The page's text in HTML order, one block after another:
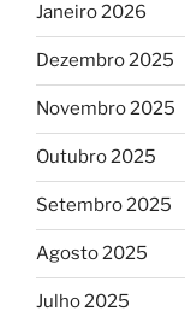
Janeiro 2026
Dezembro 2025
Novembro 2025
Outubro 2025
Setembro 2025
Agosto 2025
Julho 2025